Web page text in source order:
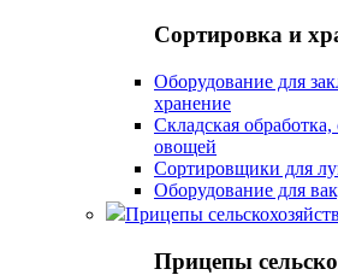
Сортировка и
Оборудование для
хранение
Складская
овощей
Сортировщики для
Оборудование для
Прицепы
Прицепы